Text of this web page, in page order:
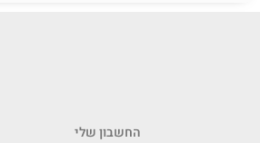
החשבון שלי